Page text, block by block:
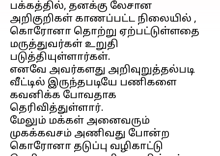
பக்கத்தில், தனக்கு லேசான
அறிகுறிகள் காணப்பட்ட நிலையில் ,
கொரோனா தொற்று ஏற்பட்டுள்ளதை
மருத்துவர்கள் உறுதி
படுத்தியுள்ளார்கள்.
எனவே அவர்களது அறிவுறுத்தல்படி
வீட்டில் இருந்தபடியே பணிகளை
கவனிக்க போவதாக
தெரிவித்துள்ளார்.
மேலும் மக்கள் அனைவரும்
முகக்கவசம் அணிவது போன்ற
கொரோனா தடுப்பு வழிகாட்டு